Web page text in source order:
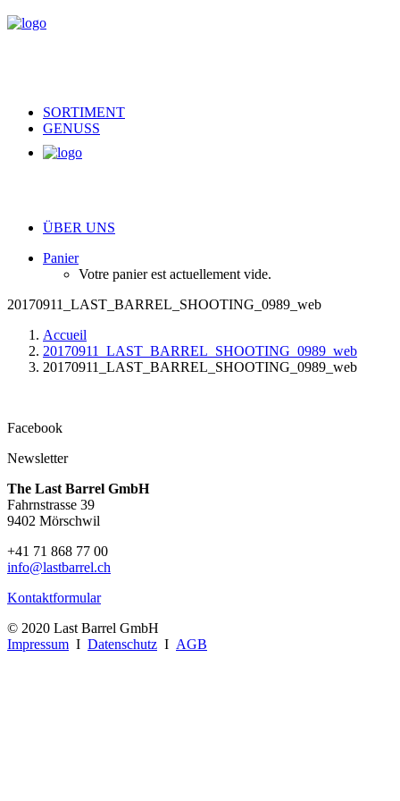
SORTIMENT
GENUSS
ÜBER UNS
Panier
Votre panier est actuellement vide.
20170911_LAST_BARREL_SHOOTING_0989_web
Accueil
20170911_LAST_BARREL_SHOOTING_0989_web
20170911_LAST_BARREL_SHOOTING_0989_web
Facebook
Newsletter
The Last Barrel GmbH
Fahrnstrasse 39
9402 Mörschwil
+41 71 868 77 00
info@lastbarrel.ch
Kontaktformular
© 2020 Last Barrel GmbH
Impressum I Datenschutz I AGB